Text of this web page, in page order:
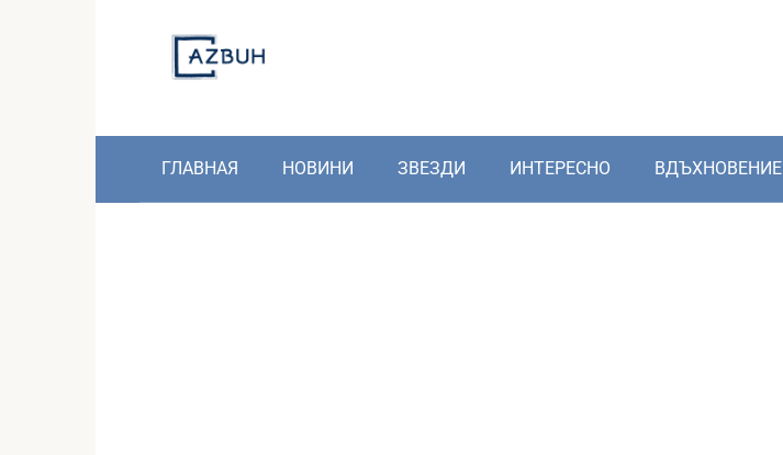
ГЛАВНАЯ НОВИНИ ЗВЕЗДИ ИНТЕРЕСНО ВДЪХНОВЕНИЕ